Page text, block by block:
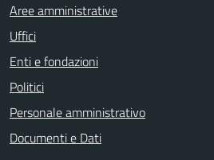
Aree amministrative
Uffici
Enti e fondazioni
Politici
Personale amministrativo
Documenti e Dati